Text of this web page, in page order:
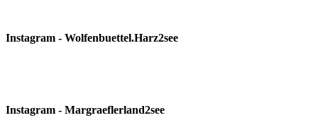
Instagram - Wolfenbuettel.Harz2see
Instagram - Margraeflerland2see